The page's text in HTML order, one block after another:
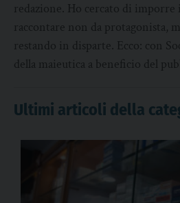
redazione. Ho cercato di
raccontare non da protagonista,
restando in disparte. Ecco: con
della maieutica a beneficio del
Ultimi articoli della